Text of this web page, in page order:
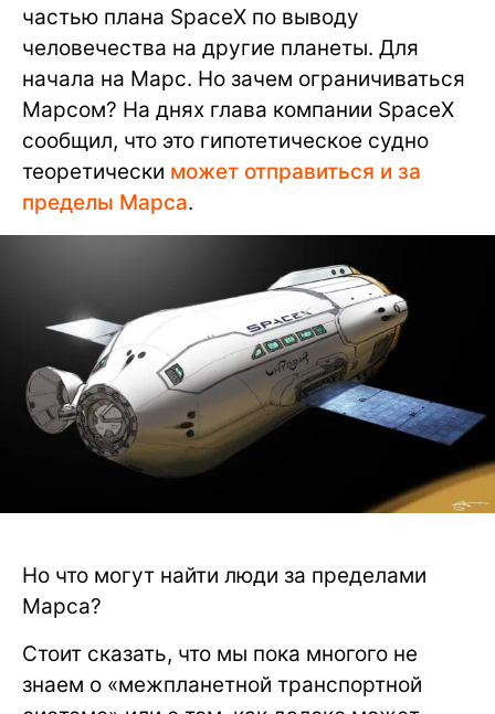
частью плана SpaceX по выводу
человечества на другие планеты. Для
начала на Марс. Но зачем ограничиваться
Марсом? На днях глава компании SpaceX
сообщил, что это гипотетическое судно
теоретически может отправиться и за
пределы Марса.
Но что могут найти люди за пределами
Марса?
Стоит сказать, что мы пока многого не
знаем о «межпланетной транспортной